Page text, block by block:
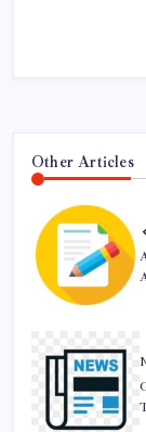
Other Articles